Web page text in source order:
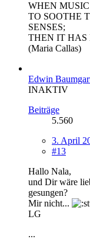
WHEN
TO SOOTHE
SENSES;
THEN IT HAS
(Maria Callas)
Edwin
INAKTIV
Beiträge
5.560
3. April
#13
Hallo Nala,
und Dir wäre
gesungen?
Mir nicht...
LG
...